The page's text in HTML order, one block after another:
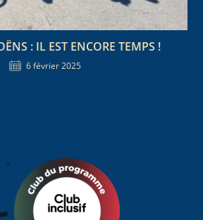
: IL EST ENCORE TEMPS !
6 février 2025